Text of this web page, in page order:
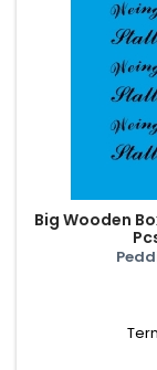
Big Wooden